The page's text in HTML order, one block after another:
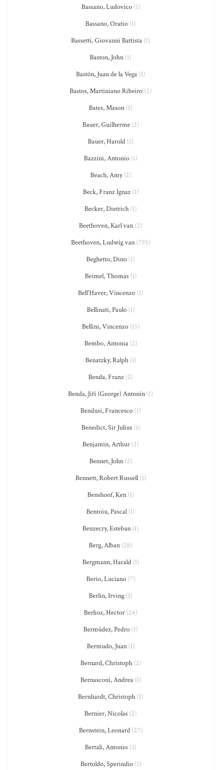
Bassano, Ludovico(1)
Bassano, Oratio (1)
Bassetti, Giovanni Battista (1)
Baston, John (1)
Bastón, Juan de la Vega (1)
Bastos, Martiniano Ribeiro (2)
Bates, Mason (1)
Bauer, Guilherme(2)
Bauer, Harold (1)
Bazzini, Antonio (1)
Beach, Amy(2)
Beck, Franz Ignaz(1)
Becker, Dietrich (1)
Beethoven, Karl van (2)
Beethoven, Ludwig van(795)
Beghetto, Dino (1)
Beimel, Thomas(1)
Bell'Haver, Vincenzo (1)
Bellinati, Paulo(1)
Bellini, Vincenzo(15)
Bembo, Antonia(2)
Benatzky, Ralph(1)
Benda, Franz (2)
Benda, Jiří (George) Antonín (1)
Bendusi, Francesco (1)
Benedict, Sir Julius(1)
Benjamin, Arthur (2)
Bennet, John(2)
Bennett, Robert Russell(1)
Benshoof, Ken(1)
Bentoiu, Pascal (1)
Benzecry, Esteban (1)
Berg, Alban (28)
Bergmann, Harald(1)
Berio, Luciano(7)
Berlin, Irving (1)
Berlioz, Hector (24)
Bermúdez, Pedro (1)
Bermudo, Juan(1)
Bernard, Christoph(2)
Bernasconi, Andrea(1)
Bernhardt, Christoph (1)
Bernier, Nicolas (2)
Bernstein, Leonard(27)
Bertali, Antonio (3)
Bertoldo, Sperindio(1)